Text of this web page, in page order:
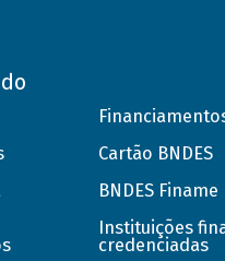
Cartão BNDES
BNDES Finame
Instituições
credenciadas